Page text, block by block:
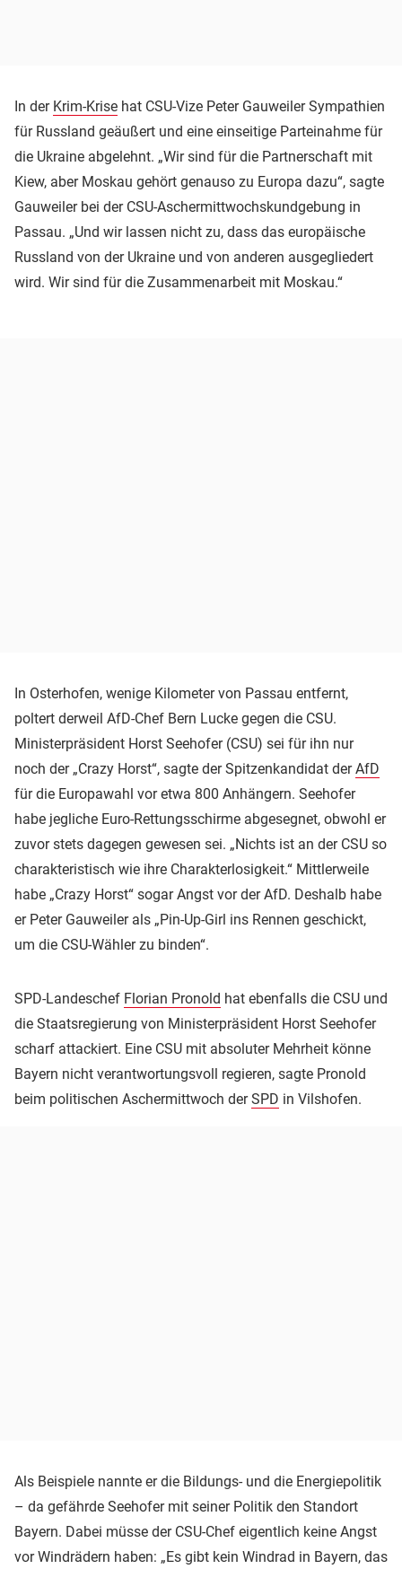
In der Krim-Krise hat CSU-Vize Peter Gauweiler Sympathien
für Russland geäußert und eine einseitige Parteinahme für
die Ukraine abgelehnt. „Wir sind für die Partnerschaft mit
Kiew, aber Moskau gehört genauso zu Europa dazu“, sagte
Gauweiler bei der CSU-Aschermittwochskundgebung in
Passau. „Und wir lassen nicht zu, dass das europäische
Russland von der Ukraine und von anderen ausgegliedert
wird. Wir sind für die Zusammenarbeit mit Moskau.“
In Osterhofen, wenige Kilometer von Passau entfernt,
poltert derweil AfD-Chef Bern Lucke gegen die CSU.
Ministerpräsident Horst Seehofer (CSU) sei für ihn nur
noch der „Crazy Horst“, sagte der Spitzenkandidat derAfD
für die Europawahl vor etwa 800 Anhängern. Seehofer
habe jegliche Euro-Rettungsschirme abgesegnet, obwohl er
zuvor stets dagegen gewesen sei. „Nichts ist an der CSU so
charakteristisch wie ihre Charakterlosigkeit.“ Mittlerweile
habe „Crazy Horst“ sogar Angst vor der AfD. Deshalb habe
er Peter Gauweiler als „Pin-Up-Girl ins Rennen geschickt,
um die CSU-Wähler zu binden“.
SPD-Landeschef Florian Pronold hat ebenfalls die CSU und
die Staatsregierung von Ministerpräsident Horst Seehofer
scharf attackiert. Eine CSU mit absoluter Mehrheit könne
Bayern nicht verantwortungsvoll regieren, sagte Pronold
beim politischen Aschermittwoch derSPD in Vilshofen.
Als Beispiele nannte er die Bildungs- und die Energiepolitik
– da gefährde Seehofer mit seiner Politik den Standort
Bayern. Dabei müsse der CSU-Chef eigentlich keine Angst
vor Windrädern haben: „Es gibt kein Windrad in Bayern, das